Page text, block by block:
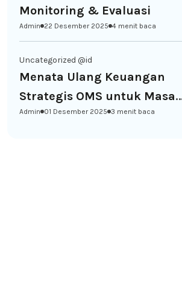
Monitoring & Evaluasi
Admin 22 Desember 2025 4 menit baca
Uncategorized @id
Menata Ulang Keuangan
Strategis OMS untuk Masa
Depan yang Berkelanjutan
Admin 01 Desember 2025 3 menit baca